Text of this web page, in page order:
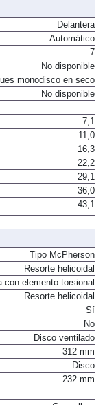
Delantera
Automático
7
No disponible
monodisco en seco
No disponible
7,1
11,0
16,3
22,2
29,1
36,0
43,1
Tipo McPherson
Resorte helicoidal
con elemento torsional
Resorte helicoidal
Sí
No
Disco ventilado
312 mm
Disco
232 mm